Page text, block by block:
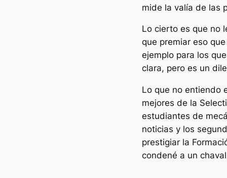
mide la valía de las
Lo cierto es que no
que premiar eso
ejemplo para los
clara, pero es un
Lo que no entiendo
mejores de la
estudiantes de
noticias y los
prestigiar la
condené a un